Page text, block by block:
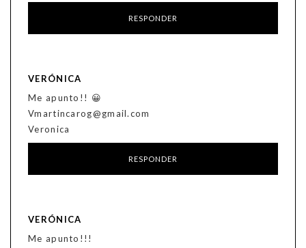
RESPONDER
VERÓNICA
Me apunto!! 😀
Vmartincarog@gmail.com
Veronica
RESPONDER
VERÓNICA
Me apunto!!!